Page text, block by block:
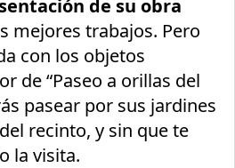
de su obra
mejores trabajos. Pero
con los objetos
de “Paseo a orillas del
pasear por sus jardines
recinto, y sin que te
la visita.